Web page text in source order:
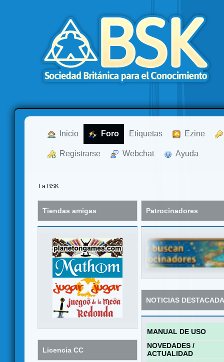
Inicio Foro Etiquetas Ezine
Registrarse Webchat Ayuda
La BSK
Tiendas amigas
Licencia CC
Patrocinadores
NOTICIAS
MANUAL DE USO
NOVEDADES /
ACTUALIDAD